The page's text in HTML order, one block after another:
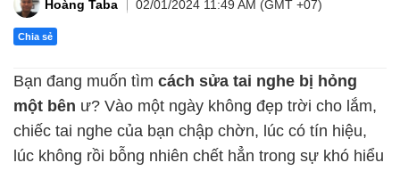
Màn hình Vivo
Màn hình Vsmart Màn hình Google Pixel
Thay pin
Hoàng Taba 02/01/2024 11:49 AM (GMT +07)
Chia sẻ
Bạn đang muốn tìm cách sửa tai nghe bị hỏng
một bên ư? Vào một ngày không đẹp trời cho lắm,
chiếc tai nghe của bạn chập chờn, lúc có tín hiệu,
lúc không rồi bỗng nhiên chết hẳn trong sự khó hiểu